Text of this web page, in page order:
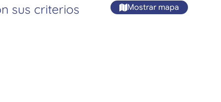
sus criterios Mostrar mapa